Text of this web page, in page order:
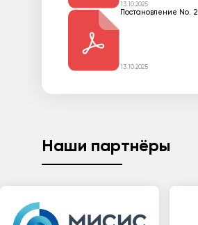
13.10.2025
Постановление No. 2
13.10.2025
Наши партнёры